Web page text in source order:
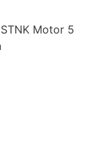
Motor 5